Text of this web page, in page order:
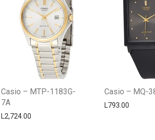
Casio – MTP-1183G-
7A
L2,724.00
Casio – MQ-
L793.00
Centro Citizen
Typically replies within a